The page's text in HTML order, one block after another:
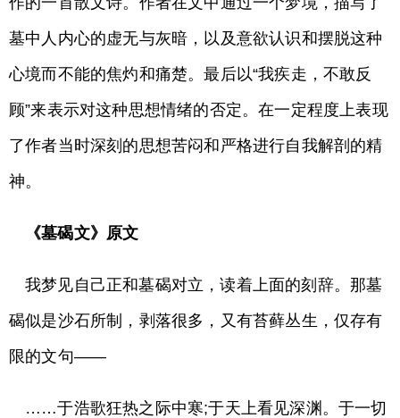
墓中人内心的虚无与灰暗，以及意欲认识和摆脱这种
心境而不能的焦灼和痛楚。最后以“我疾走，不敢反
顾”来表示对这种思想情绪的否定。在一定程度上表现
了作者当时深刻的思想苦闷和严格进行自我解剖的精
神。
《墓碣文》原文
我梦见自己正和墓碣对立，读着上面的刻辞。那墓
碣似是沙石所制，剥落很多，又有苔藓丛生，仅存有
限的文句——
……于浩歌狂热之际中寒;于天上看见深渊。于一切